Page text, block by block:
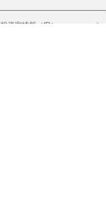
投資家情報（IR）